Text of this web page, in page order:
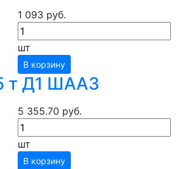
1 093 руб.
шт
В корзину
т Д1 ШААЗ
5 355.70 руб.
шт
В корзину